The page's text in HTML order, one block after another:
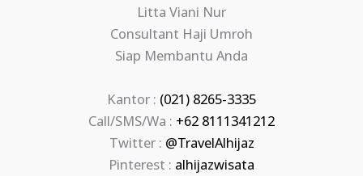
Litta Viani Nur
Consultant Haji Umroh
Siap Membantu Anda
Kantor : (021) 8265-3335
Call/SMS/Wa : +62 8111341212
Twitter : @TravelAlhijaz
Pinterest : alhijazwisata